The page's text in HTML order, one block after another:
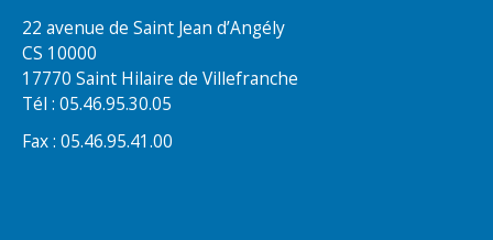
22 avenue de Saint Jean d’Angély
CS 10000
17770 Saint Hilaire de Villefranche
Tél : 05.46.95.30.05
Fax : 05.46.95.41.00